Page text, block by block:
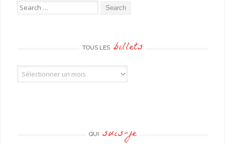
Search for:
TOUS LES billets
Tous les billets
QUI suis-je